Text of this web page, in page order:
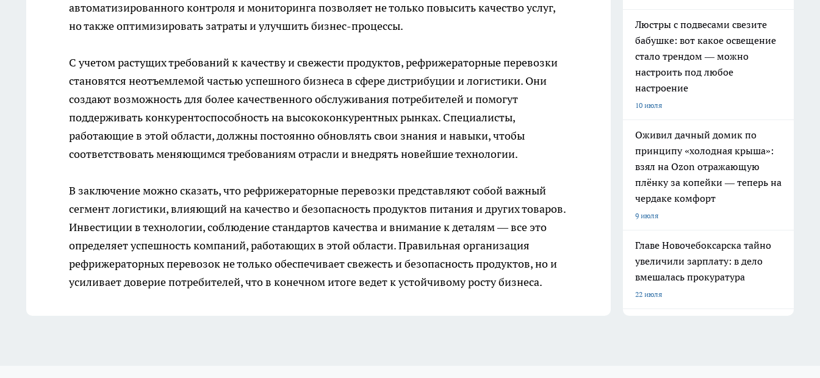
автоматизированного контроля и мониторинга позволяет не только повысить качество услуг,
но также оптимизировать затраты и улучшить бизнес-процессы.
С учетом растущих требований к качеству и свежести продуктов, рефрижераторные перевозки
становятся неотъемлемой частью успешного бизнеса в сфере дистрибуции и логистики. Они
создают возможность для более качественного обслуживания потребителей и помогут
поддерживать конкурентоспособность на высококонкурентных рынках. Специалисты,
работающие в этой области, должны постоянно обновлять свои знания и навыки, чтобы
соответствовать меняющимся требованиям отрасли и внедрять новейшие технологии.
В заключение можно сказать, что рефрижераторные перевозки представляют собой важный
сегмент логистики, влияющий на качество и безопасность продуктов питания и других товаров.
Инвестиции в технологии, соблюдение стандартов качества и внимание к деталям — все это
определяет успешность компаний, работающих в этой области. Правильная организация
рефрижераторных перевозок не только обеспечивает свежесть и безопасность продуктов, но и
усиливает доверие потребителей, что в конечном итоге ведет к устойчивому росту бизнеса.
Люстры с подвесами свезите
бабушке: вот какое освещение
стало трендом — можно
настроить под любое
настроение
10 июля
Оживил дачный домик по
принципу «холодная крыша»:
взял на Ozon отражающую
плёнку за копейки — теперь на
чердаке комфорт
9 июля
Главе Новочебоксарска тайно
увеличили зарплату: в дело
вмешалась прокуратура
22 июля